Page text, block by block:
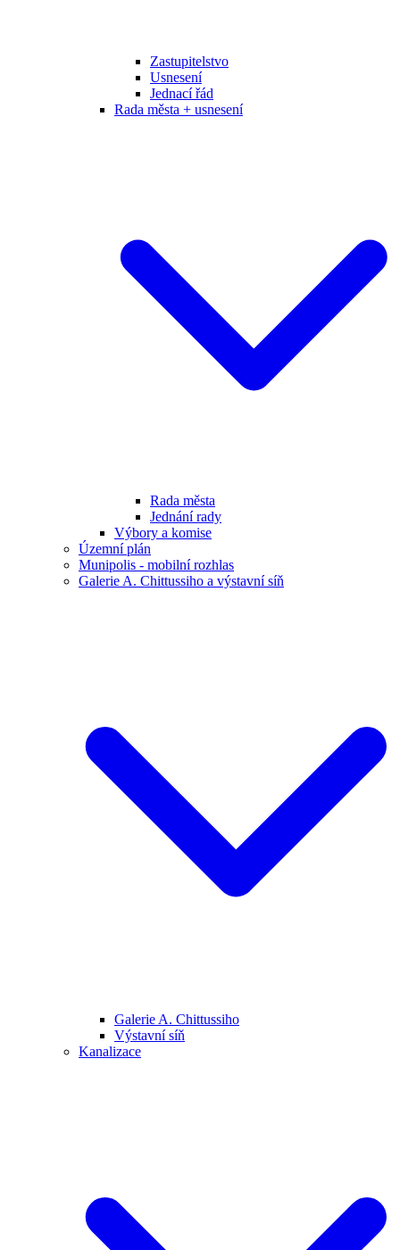
Zastupitelstvo
Usnesení
Jednací řád
Rada města + usnesení
Rada města
Jednání rady
Výbory a komise
Územní plán
Munipolis - mobilní rozhlas
Galerie A. Chittussiho a výstavní síň
Galerie A. Chittussiho
Výstavní síň
Kanalizace